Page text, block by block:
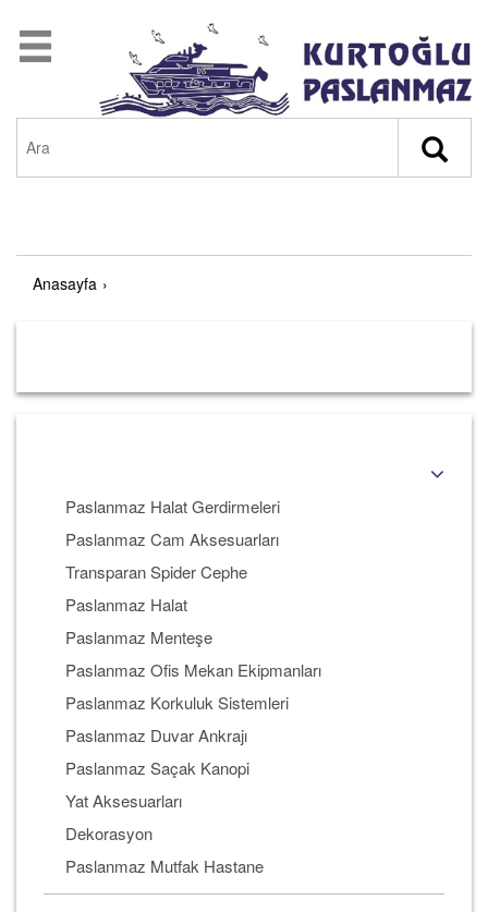
Anasayfa
Paslanmaz Halat Gerdirmeleri
Paslanmaz Cam Aksesuarları
Transparan Spider Cephe
Paslanmaz Halat
Paslanmaz Menteşe
Paslanmaz Ofis Mekan Ekipmanları
Paslanmaz Korkuluk Sistemleri
Paslanmaz Duvar Ankrajı
Paslanmaz Saçak Kanopi
Yat Aksesuarları
Dekorasyon
Paslanmaz Mutfak Hastane